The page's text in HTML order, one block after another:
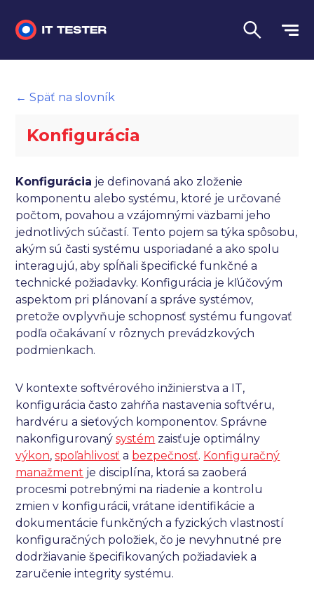
Automatizované testovanie
Performance testing
Interview otázky na pohovor
Slovník
Jazyk
← Späť na slovník
Konfigurácia
Konfigurácia je definovaná ako zloženie
komponentu alebo systému, ktoré je určované
počtom, povahou a vzájomnými väzbami jeho
jednotlivých súčastí. Tento pojem sa týka spôsobu,
akým sú časti systému usporiadané a ako spolu
interagujú, aby spĺňali špecifické funkčné a
technické požiadavky. Konfigurácia je kľúčovým
aspektom pri plánovaní a správe systémov,
pretože ovplyvňuje schopnosť systému fungovať
podľa očakávaní v rôznych prevádzkových
podmienkach.
V kontexte softvérového inžinierstva a IT,
konfigurácia často zahŕňa nastavenia softvéru,
hardvéru a sieťových komponentov. Správne
nakonfigurovanýsystém zaisťuje optimálny
výkon,spoľahlivosť a bezpečnosť. Konfiguračný
manažment je disciplína, ktorá sa zaoberá
procesmi potrebnými na riadenie a kontrolu
zmien v konfigurácii, vrátane identifikácie a
dokumentácie funkčných a fyzických vlastností
konfiguračných položiek, čo je nevyhnutné pre
dodržiavanie špecifikovaných požiadaviek a
zaručenie integrity systému.